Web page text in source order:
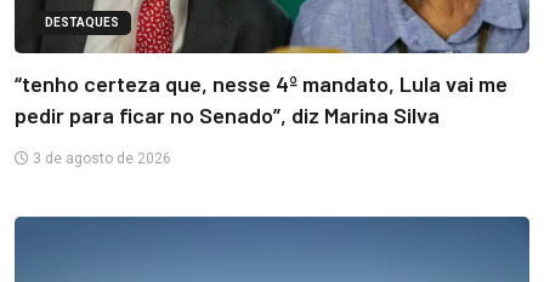
DESTAQUES
“tenho certeza que, nesse 4º mandato, Lula vai me
pedir para ficar no Senado”, diz Marina Silva
3 de agosto de 2026